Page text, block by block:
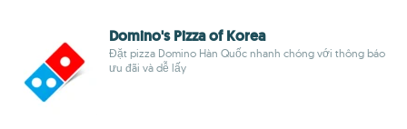
Domino's Pizza of Korea
Đặt pizza Domino Hàn Quốc nhanh chóng với thông báo
ưu đãi và dễ lấy